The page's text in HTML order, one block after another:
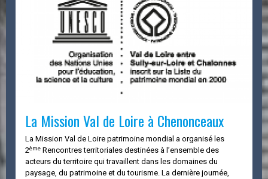
La Mission Val de Loire à Chenonceaux
La Mission Val de Loire patrimoine mondial a organisé les
2ème Rencontres territoriales destinées à l’ensemble des
acteurs du territoire qui travaillent dans les domaines du
paysage, du patrimoine et du tourisme. La dernière journée,